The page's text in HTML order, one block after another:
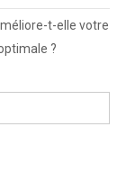
t-elle votre
?